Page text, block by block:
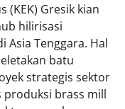
(KEK) Gresik kian
hilirisasi
Asia Tenggara. Hal
batu
strategis sektor
produksi brass mill